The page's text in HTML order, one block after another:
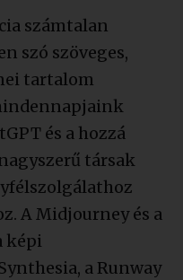
számtalan
szó szöveges,
tartalom
és a hozzá
társak
A Midjourney és a
képi
a Runway